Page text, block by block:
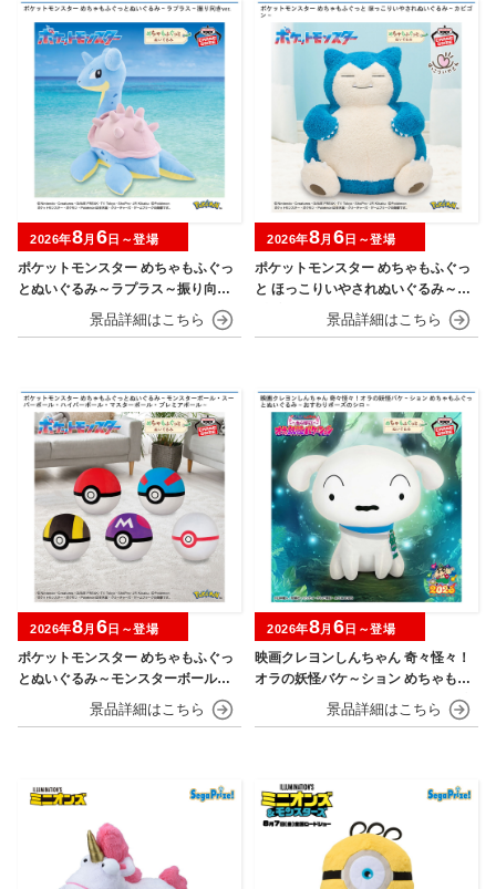
ポケットモンスター めちゃもふぐっ
とぬいぐるみ～ラプラス～振り向きv
2026年8月 6日～登場
ポケットモンスター めちゃもふぐっ
と ほっこりいやされぬいぐるみ～カ
2026年8月 6日～登場
ポケットモンスター めちゃもふぐっ
とぬいぐるみ～モンスターボール・
スーパーボール・ハイパーボール・
マスターボール・プレミアボール～
2026年8月 6日～登場
映画クレヨンしんちゃん 奇々怪々！
オラの妖怪バケ～ション めちゃもふ
ぐっとぬいぐるみ～おすわりポーズ
2026年8月 6日～登場